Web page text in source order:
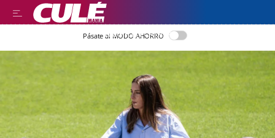
LLEGIR EN CATALÀ
Pásate al MODO AHORRO